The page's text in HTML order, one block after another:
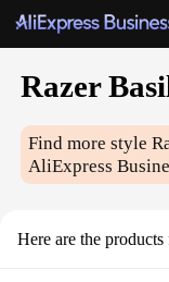
Razer
Find more style
AliExpress
Here are the